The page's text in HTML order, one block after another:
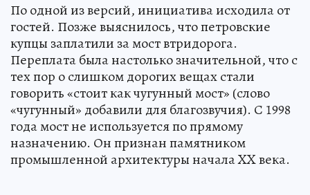
По одной из версий, инициатива исходила от
гостей. Позже выяснилось, что петровские
купцы заплатили за мост втридорога.
Переплата была настолько значительной, что с
тех пор о слишком дорогих вещах стали
говорить «стоит как чугунный мост» (слово
«чугунный» добавили для благозвучия). С 1998
года мост не используется по прямому
назначению. Он признан памятником
промышленной архитектуры начала XX века.